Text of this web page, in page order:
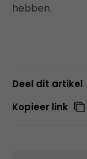
hebben.
Deel dit artikel
Kopieer link